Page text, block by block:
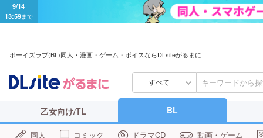
9/14
13:59まで
ボーイズラブ(BL)同人・漫画・ゲーム・ボイスならDLsiteがるまに
すべて
乙女向け/TL BL
同人 コミック ドラマCD 動画・ゲーム